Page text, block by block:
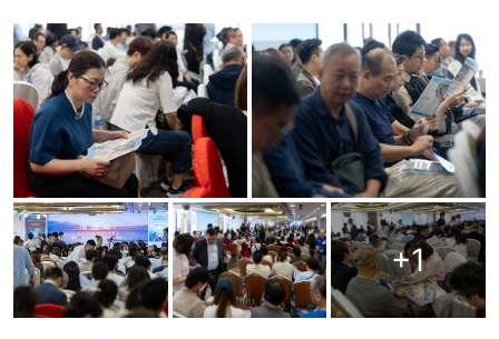
+1